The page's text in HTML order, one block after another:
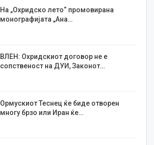
На „Охридско лето“ промовирана
монографијата „Ана…
ВЛЕН: Охридскиот договор не е
сопственост на ДУИ, Законот…
Ормускиот Теснец ќе биде отворен
многу брзо или Иран ќе…